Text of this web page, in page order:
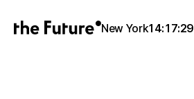
New York14:17:29